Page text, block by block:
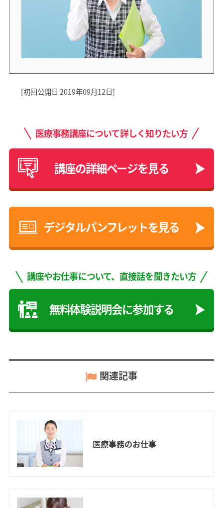
[初回公開日 2019年09月12日]
医療事務講座について詳しく知りたい方
講座の詳細ページを見る
デジタルパンフレットを見る
講座やお仕事について、直接話を聞きたい方
無料体験説明会に参加する
関連記事
医療事務のお仕事